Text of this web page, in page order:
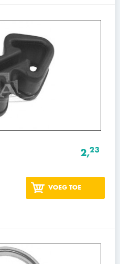
2,23
VOEG TOE